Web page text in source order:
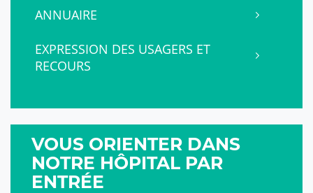
ANNUAIRE
EXPRESSION DES USAGERS ET
RECOURS
VOUS ORIENTER DANS
NOTRE HÔPITAL PAR
ENTRÉE